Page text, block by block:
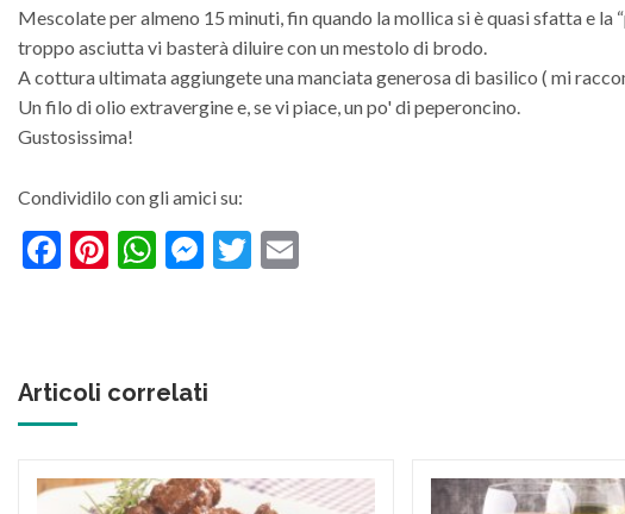
Mescolate per almeno 15 minuti, fin quando la mollica si è quasi sfatta e
troppo asciutta vi basterà diluire con un mestolo di brodo.
A cottura ultimata aggiungete una manciata generosa di basilico ( mi
Un filo di olio extravergine e, se vi piace, un po' di peperoncino.
Gustosissima!
Condividilo con gli amici su:
Facebook
Pinterest
WhatsApp
Messenger
Twitter
Articoli correlati